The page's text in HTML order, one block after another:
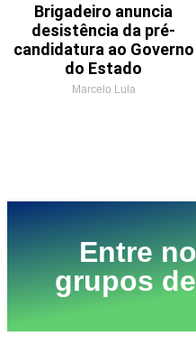
Brigadeiro anuncia
desistência da pré-
candidatura ao Governo
do Estado
Marcelo Lula
Entre
grupos